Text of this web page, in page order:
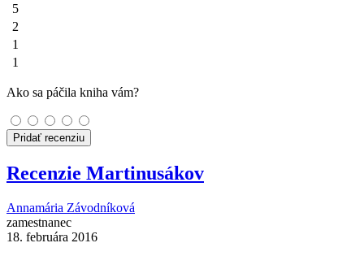
5
2
1
1
Ako sa páčila kniha vám?
Pridať recenziu
Recenzie Martinusákov
Annamária Závodníková
zamestnanec
18. februára 2016